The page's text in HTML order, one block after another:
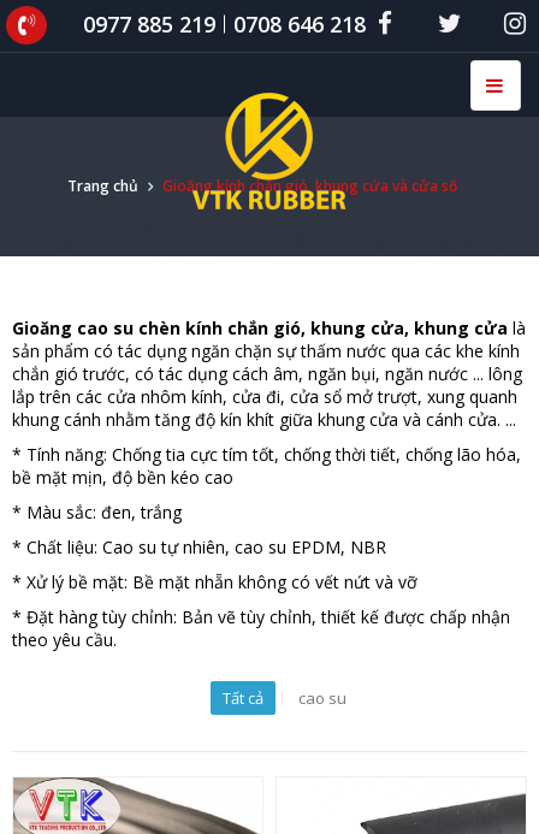
0977 885 219 0708 646 218
Trang chủ Gioăng kính chắn gió, khung cửa và cửa sổ
Gioăng cao su chèn kính chắn gió, khung cửa, khung cửa là
sản phẩm có tác dụng ngăn chặn sự thấm nước qua các khe kính
chắn gió trước, có tác dụng cách âm, ngăn bụi, ngăn nước ... lông
lắp trên các cửa nhôm kính, cửa đi, cửa sổ mở trượt, xung quanh
khung cánh nhằm tăng độ kín khít giữa khung cửa và cánh cửa. ...
* Tính năng: Chống tia cực tím tốt, chống thời tiết, chống lão hóa,
bề mặt mịn, độ bền kéo cao
* Màu sắc: đen, trắng
* Chất liệu: Cao su tự nhiên, cao su EPDM, NBR
* Xử lý bề mặt: Bề mặt nhẵn không có vết nứt và vỡ
* Đặt hàng tùy chỉnh: Bản vẽ tùy chỉnh, thiết kế được chấp nhận
theo yêu cầu.
Tất cả cao su